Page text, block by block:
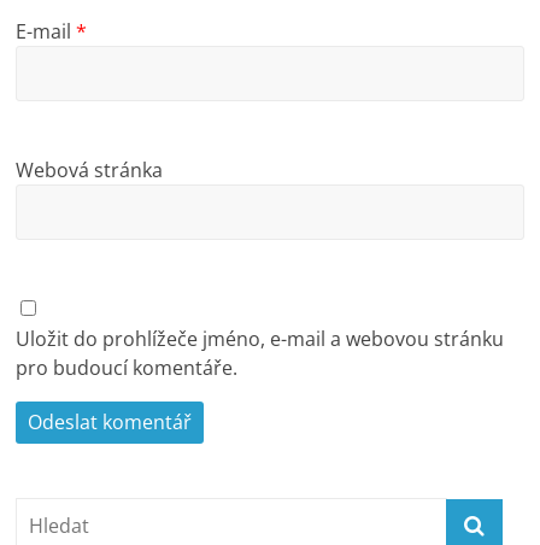
E-mail*
Webová stránka
Uložit do prohlížeče jméno, e-mail a webovou stránku
pro budoucí komentáře.